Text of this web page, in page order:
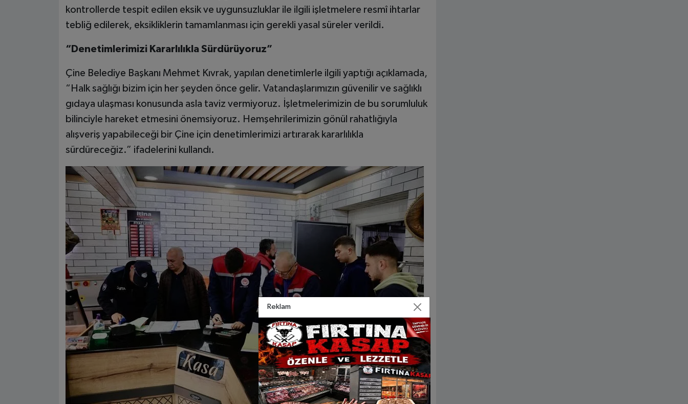
kontrollerde tespit edilen eksik ve uygunsuzluklar ile ilgili işletmelere resmî ihtarlar
tebliğ edilerek, eksikliklerin tamamlanması için gerekli yasal süreler verildi.
“Denetimlerimizi Kararlılıkla Sürdürüyoruz”
Çine Belediye Başkanı Mehmet Kıvrak, yapılan denetimlerle ilgili yaptığı açıklamada,
“Halk sağlığı bizim için her şeyden önce gelir. Vatandaşlarımızın güvenilir ve sağlıklı
gıdaya ulaşması konusunda asla taviz vermiyoruz. İşletmelerimizin de bu sorumluluk
bilinciyle hareket etmesini önemsiyoruz. Hemşehrilerimizin gönül rahatlığıyla
alışveriş yapabileceği bir Çine için denetimlerimizi artırarak kararlılıkla
sürdüreceğiz.” ifadelerini kullandı.
Reklam